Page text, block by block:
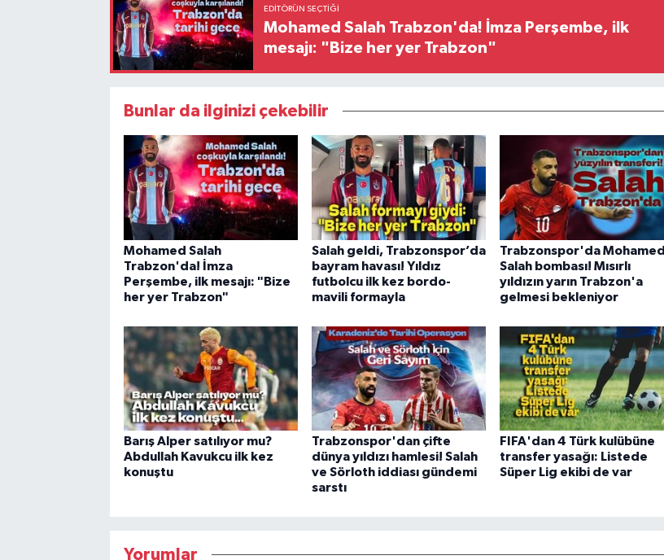
EDITÖRÜN SEÇTIĞI
Mohamed Salah Trabzon'da! İmza Perşembe, ilk
mesajı: "Bize her yer Trabzon"
Bunlar da ilginizi çekebilir
Mohamed Salah
Trabzon'da! İmza
Perşembe, ilk mesajı: "Bize
her yer Trabzon"
Salah geldi, Trabzonspor’da
bayram havası! Yıldız
futbolcu ilk kez bordo-
mavili formayla
Trabzonspor'da Mohamed
Salah bombası! Mısırlı
yıldızın yarın Trabzon'a
gelmesi bekleniyor
Barış Alper satılıyor mu?
Abdullah Kavukcu ilk kez
konuştu
Trabzonspor'dan çifte
dünya yıldızı hamlesi! Salah
ve Sörloth iddiası gündemi
sarstı
FIFA'dan 4 Türk kulübüne
transfer yasağı: Listede
Süper Lig ekibi de var
Yorumlar